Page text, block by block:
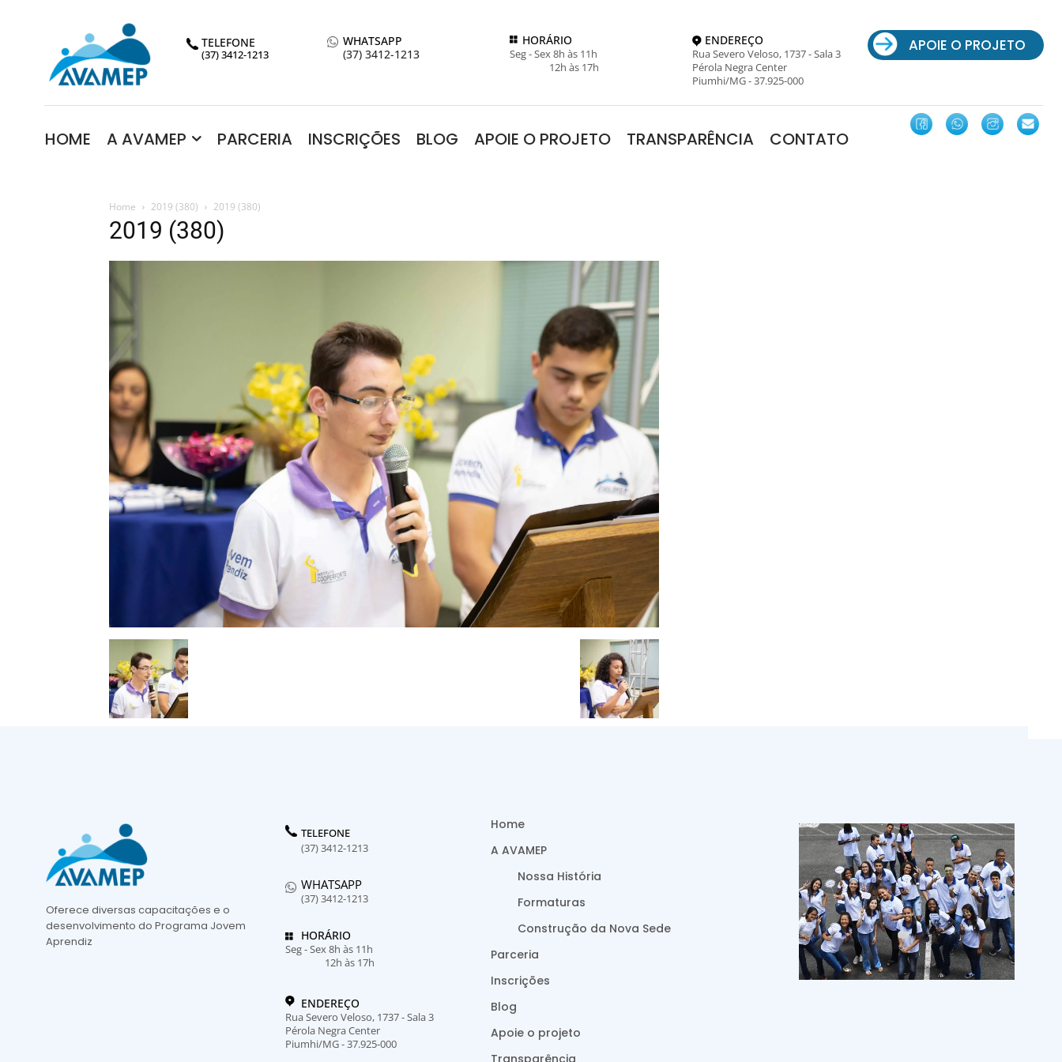
TELEFONE
WHATSAPP
(37) 3412-1213
(37) 3412-1213
HORÁRIO
Seg - Sex 8h às 11h
12h às 17h
ENDEREÇO
Rua Severo Veloso, 1737 - Sala 3
Pérola Negra Center
Piumhi/MG - 37.925-000
APOIE O PROJETO
HOME A AVAMEP PARCERIA INSCRIÇÕES BLOG APOIE O PROJETO TRANSPARÊNCIA CONTATO
Home 2019 (380) 2019 (380)
2019 (380)
Oferece diversas capacitações e o
desenvolvimento do Programa Jovem
Aprendiz
TELEFONE
(37) 3412-1213
WHATSAPP
(37) 3412-1213
HORÁRIO
Seg - Sex 8h às 11h
12h às 17h
ENDEREÇO
Rua Severo Veloso, 1737 - Sala 3
Pérola Negra Center
Piumhi/MG - 37.925-000
Home
A AVAMEP
Nossa História
Formaturas
Construção da Nova Sede
Parceria
Inscrições
Blog
Apoie o projeto